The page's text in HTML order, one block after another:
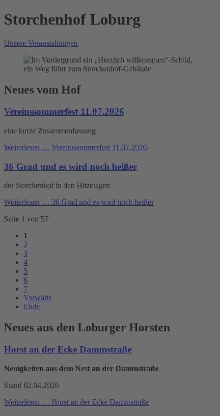
Storchenhof Loburg
Unsere Veranstaltungen
Neues vom Hof
Vereinssommerfest 11.07.2026
eine kurze Zusammenfassung
Weiterlesen … Vereinssommerfest 11.07.2026
36 Grad und es wird noch heißer
der Storchenhof in den Hitzetagen
Weiterlesen … 36 Grad und es wird noch heißer
Seite 1 von 57
1
2
3
4
5
6
7
Vorwärts
Ende
Neues aus den Loburger Horsten
Horst an der Ecke Dammstraße
Neuigkeiten aus dem Nest an der Dammstraße
Stand 02.04.2026
Weiterlesen … Horst an der Ecke Dammstraße